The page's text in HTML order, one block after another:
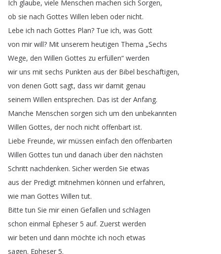
Ich glaube, viele Menschen machen sich Sorgen,
ob sie nach Gottes Willen leben oder nicht.
Lebe ich nach Gottes Plan? Tue ich, was Gott
von mir will? Mit unserem heutigen Thema „Sechs
Wege, den Willen Gottes zu erfüllen“ werden
wir uns mit sechs Punkten aus der Bibel beschäftigen,
von denen Gott sagt, dass wir damit genau
seinem Willen entsprechen. Das ist der Anfang.
Manche Menschen sorgen sich um den unbekannten
Willen Gottes, der noch nicht offenbart ist.
Liebe Freunde, wir müssen einfach den offenbarten
Willen Gottes tun und danach über den nächsten
Schritt nachdenken. Sicher werden Sie etwas
aus der Predigt mitnehmen können und erfahren,
wie man Gottes Willen tut.
Bitte tun Sie mir einen Gefallen und schlagen
schon einmal Epheser 5 auf. Zuerst werden
wir beten und dann möchte ich noch etwas
sagen. Epheser 5.